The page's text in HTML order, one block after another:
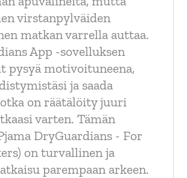
virstanpylväiden
matkan varrella auttaa.
App -sovelluksen
pysyä motivoituneena,
ja saada
on räätälöity juuri
varten. Tämän
DryGuardians - For
on turvallinen ja
parempaan arkeen.